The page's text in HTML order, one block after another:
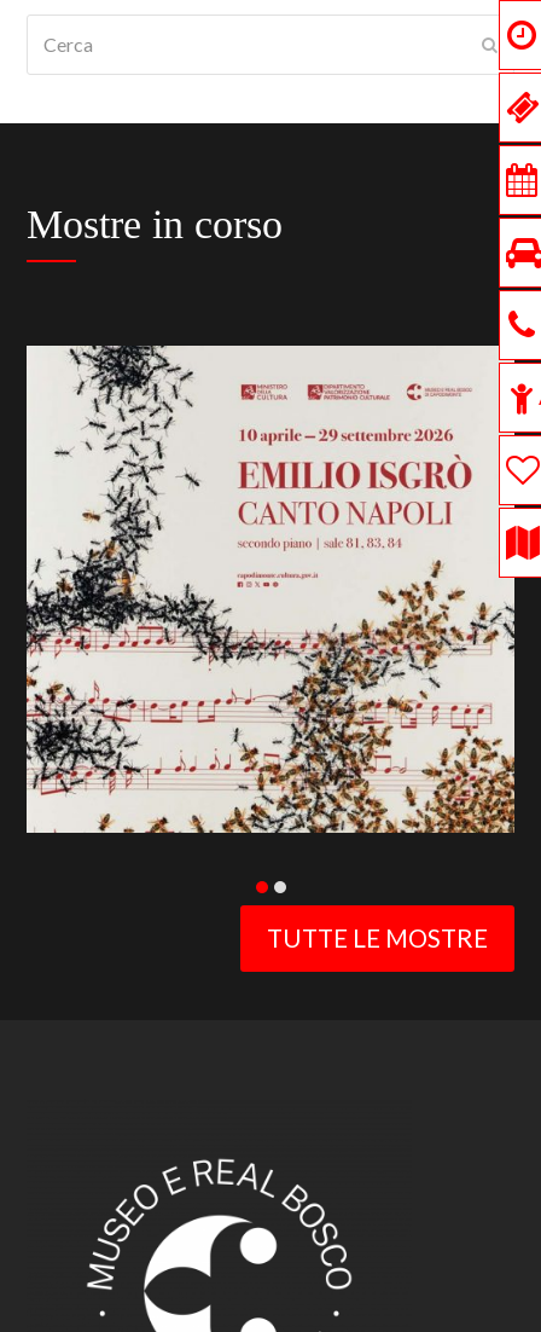
Mostre in corso
TUTTE LE MOSTRE